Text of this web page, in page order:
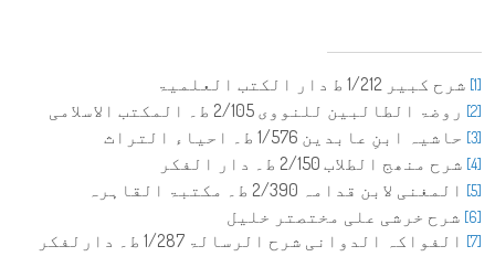
[1] شرح کبیر 1/212 ط دار الکتب العلمیۃ
[2] روضۃ الطالبین للنووی 2/105 ط۔ المکتب الاسلامی
[3] حاشیہ ابنِ عابدین 1/576 ط۔ احیاء التراث
[4] شرح منھج الطلاب 2/150 ط۔ دار الفکر
[5] المغنی لابن قدامہ 2/390 ط۔ مکتبۃ القاہرہ
[6] شرح خرشی علی مختصتر خلیل
[7] الفواکہ الدوانی شرح الرسالۃ 1/287 ط۔ دارلفکر